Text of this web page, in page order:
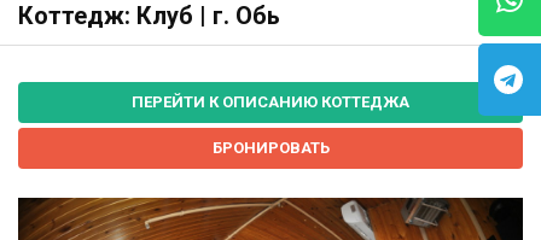
Коттедж: Клуб | г. Обь
ПЕРЕЙТИ К ОПИСАНИЮ КОТТЕДЖА
БРОНИРОВАТЬ